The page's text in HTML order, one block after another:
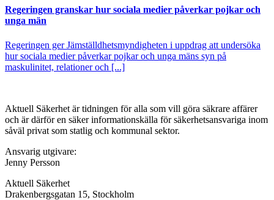
Regeringen granskar hur sociala medier påverkar pojkar och
unga män
Regeringen ger Jämställdhetsmyndigheten i uppdrag att undersöka
hur sociala medier påverkar pojkar och unga mäns syn på
maskulinitet, relationer och [...]
Aktuell Säkerhet är tidningen för alla som vill göra säkrare affärer
och är därför en säker informationskälla för säkerhets­ansvariga inom
såväl privat som statlig och kommunal sektor.
Ansvarig utgivare:
Jenny Persson
Aktuell Säkerhet
Drakenbergsgatan 15, Stockholm